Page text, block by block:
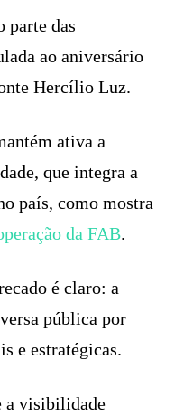
parte das
ao aniversário
Hercílio Luz.
ativa a
que integra a
país, como mostra
da FAB.
é claro: a
pública por
e estratégicas.
a visibilidade